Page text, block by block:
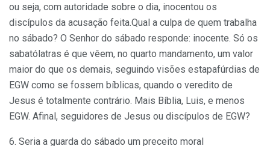
ou seja, com autoridade sobre o dia, inocentou os
discípulos da acusação feita.Qual a culpa de quem trabalha
no sábado? O Senhor do sábado responde: inocente. Só os
sabatólatras é que vêem, no quarto mandamento, um valor
maior do que os demais, seguindo visões estapafúrdias de
EGW como se fossem bíblicas, quando o veredito de
Jesus é totalmente contrário. Mais Bíblia, Luis, e menos
EGW. Afinal, seguidores de Jesus ou discípulos de EGW?
6. Seria a guarda do sábado um preceito moral